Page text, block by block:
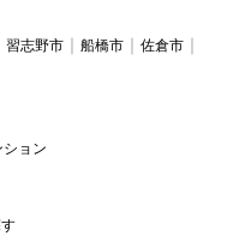
習志野市 船橋市
佐倉市
ション